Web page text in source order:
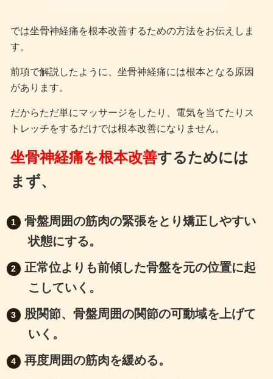
では坐骨神経痛を根本改善するための方法をお伝えしま
す。
前項で解説したように、坐骨神経痛には根本となる原因
があります。
だからただ単にマッサージをしたり、電気を当てたりス
トレッチをするだけでは根本改善になりません。
坐骨神経痛を根本改善するためには
まず、
骨盤周囲の筋肉の緊張をとり矯正しやすい
状態にする。
正常位よりも前傾した骨盤を元の位置に起
こしていく。
股関節、骨盤周囲の関節の可動域を上げて
いく。
再度周囲の筋肉を緩める。